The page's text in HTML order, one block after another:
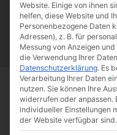
Papst Franziskus Ehe Sex
Franziskus
50 Jahre
Start Schlagworte Catholic
Website. Einige von ihnen
helfen, diese Website und
Personenbezogene Daten
Adressen), z. B. für
Messung von Anzeigen und
die Verwendung Ihrer
Datenschutzerklärung. Es
Verarbeitung Ihrer Daten
nutzen. Sie können Ihre
widerrufen oder anpassen.
individueller Einstellungen
der Website verfügbar sind.